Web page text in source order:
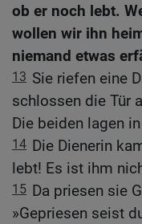
ob er noch lebt.
wollen wir ihn
niemand etwas
13 Sie riefen eine
schlossen die Tür
Die beiden lagen
14 Die Dienerin
lebt! Es ist ihm
15 Da priesen sie
»Gepriesen seist